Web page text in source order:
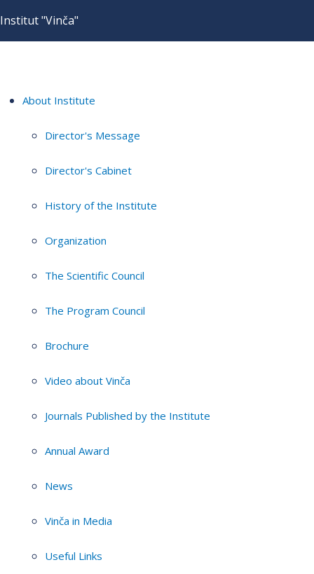
Institut "Vinča"
About Institute
Director's Message
Director's Cabinet
History of the Institute
Organization
The Scientific Council
The Program Council
Brochure
Video about Vinča
Journals Published by the Institute
Annual Award
News
Vinča in Media
Useful Links